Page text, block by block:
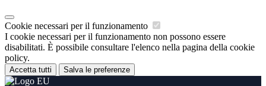
Cookie necessari per il funzionamento
I cookie necessari per il funzionamento non possono essere
disabilitati. È possibile consultare l'elenco nella pagina della cookie
policy.
Accetta tutti Salva le preferenze